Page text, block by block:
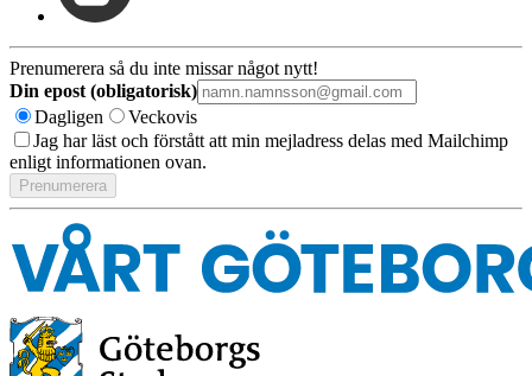
Prenumerera så du inte missar något nytt!
Din epost (obligatorisk)
Dagligen
Veckovis
Jag har läst och förstått att min mejladress delas med Mailchimp
enligt informationen ovan.